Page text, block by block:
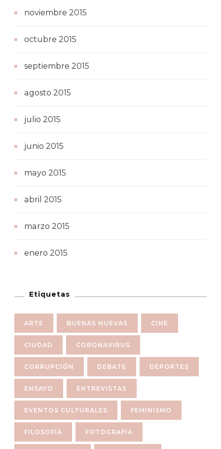
noviembre 2015
octubre 2015
septiembre 2015
agosto 2015
julio 2015
junio 2015
mayo 2015
abril 2015
marzo 2015
enero 2015
Etiquetas
ARTE BUENAS NUEVAS CINE
CIUDAD CORONAVIRUS
CORRUPCIÓN DEBATE DEPORTES
ENSAYO ENTREVISTAS
EVENTOS CULTURALES FEMINISMO
FILOSOFÍA FOTOGRAFÍA